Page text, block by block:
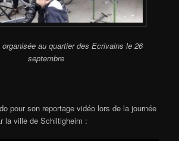
au quartier des Ecrivains le 26
septembre
pour son reportage vidéo lors de la journée
la ville de Schiltigheim :